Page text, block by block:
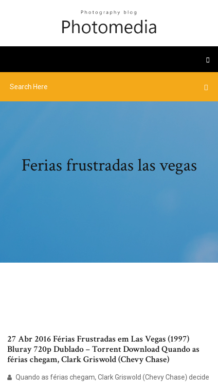
Ferias frustradas las vegas
27 Abr 2016 Férias Frustradas em Las Vegas (1997)
Bluray 720p Dublado – Torrent Download Quando as
férias chegam, Clark Griswold (Chevy Chase)
Quando as férias chegam, Clark Griswold (Chevy Chase) decide